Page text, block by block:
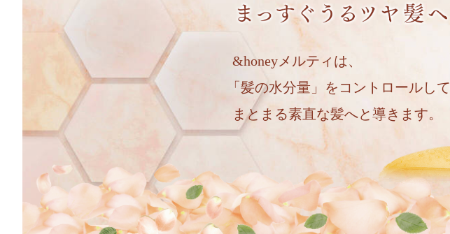
&honeyメルティは、
「髪の水分量」をコントロールして
まとまる素直な髪へと導きます。